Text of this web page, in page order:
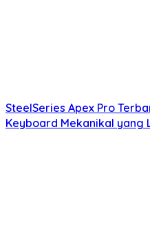
SteelSeries Apex Pro
Keyboard Mekanikal yang